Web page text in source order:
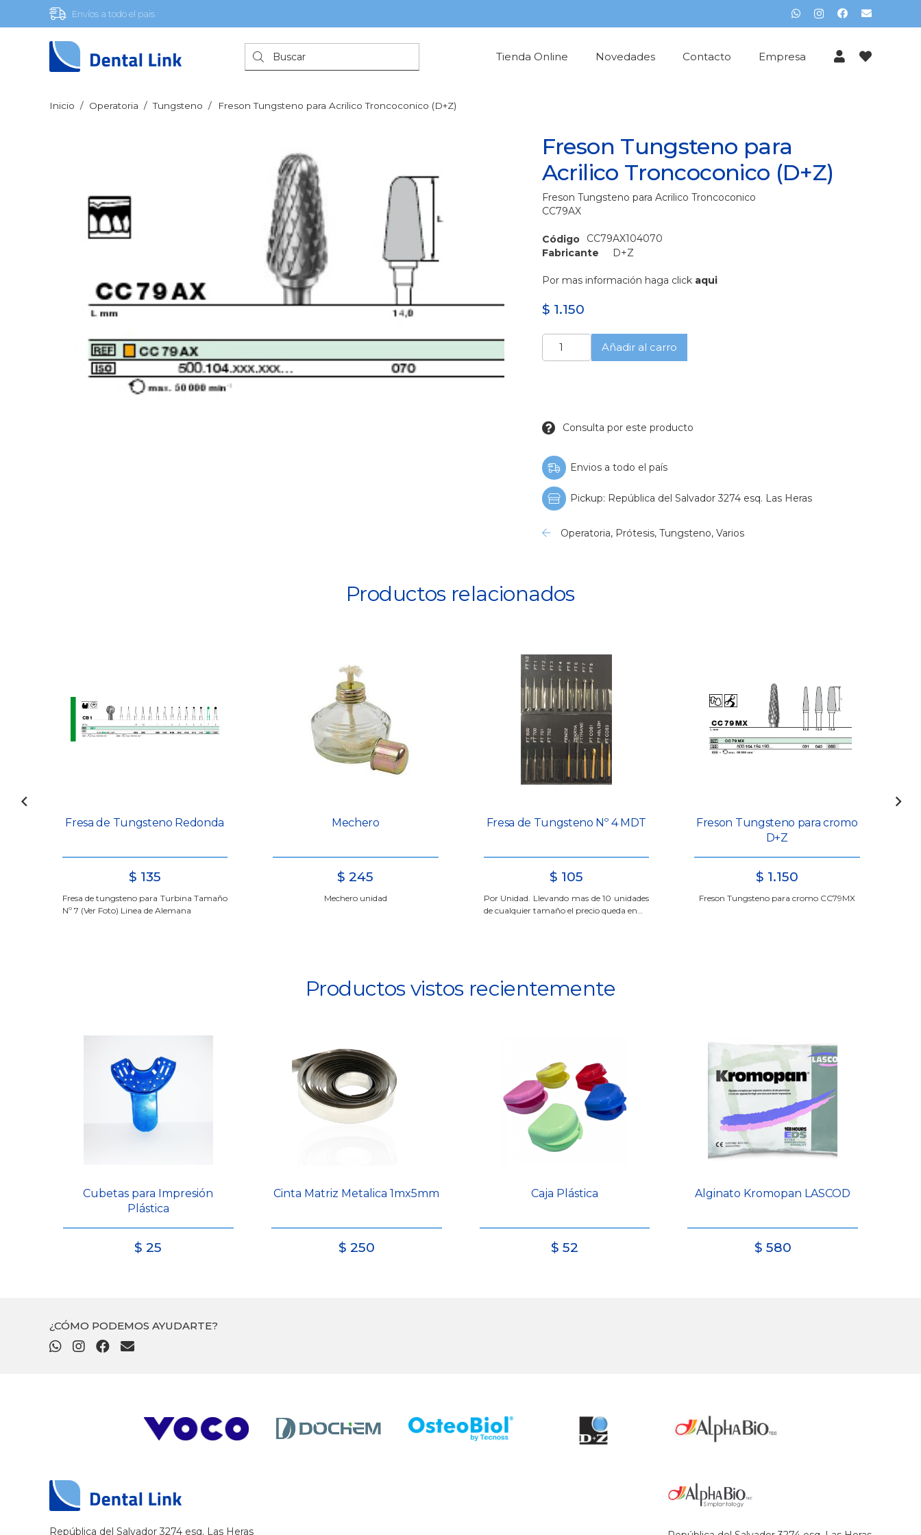
Envíos a todo el pais
Búsqueda
de
productos
Tienda Online Novedades Contacto Empresa
Inicio / Operatoria / Tungsteno / Freson Tungsteno para Acrilico Troncoconico (D+Z)
Freson Tungsteno para
Acrilico Troncoconico (D+Z)
Freson Tungsteno para Acrilico Troncoconico
CC79AX
Código
CC79AX104070
Fabricante
D+Z
Por mas información haga click aqui
$ 1.150
Freson
Tungsteno
cantidad
Añadir al carro
Consulta por este producto
Envios a todo el país
Pickup: República del Salvador 3274 esq. Las Heras
Operatoria, Prótesis, Tungsteno, Varios
Productos relacionados
Fresa de Tungsteno Redonda
$ 135
Fresa de tungsteno para Turbina Tamaño
Nº 7 (Ver Foto) Linea de Alemana
Mechero
$245
Mechero unidad
Fresa de Tungsteno Nº 4 MDT
$ 105
Por Unidad. Llevando mas de 10 unidades
de cualquier tamaño el precio queda en…
Freson Tungsteno para cromo
D+Z
$ 1.150
Freson Tungsteno para cromo CC79MX
Productos vistos recientemente
Cubetas para Impresión
Plástica
$25
Cinta Matriz Metalica 1mx5mm
$ 250
Caja Plástica
$ 52
Alginato Kromopan LASCOD
$ 580
¿CÓMO PODEMOS AYUDARTE?
República del Salvador 3274 esq. Las Heras